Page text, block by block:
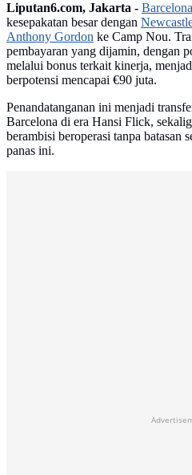
Liputan6.com, Jakarta - Barcelona
kesepakatan besar dengan
Anthony Gordon ke Camp Nou.
pembayaran yang dijamin, dengan
melalui bonus terkait kinerja,
berpotensi mencapai €90 juta.
Penandatanganan ini menjadi
Barcelona di era Hansi Flick,
berambisi beroperasi tanpa batasan
panas ini.